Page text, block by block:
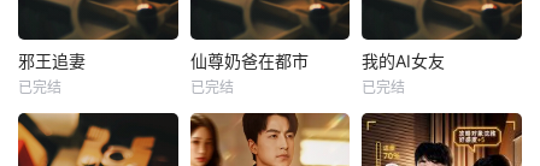
热播
邪王追妻
未知
邪王追妻
已完结
热播
未知
仙尊奶爸在都市
已完结
热播
我的AI女友
未知
我的AI女友
已完结